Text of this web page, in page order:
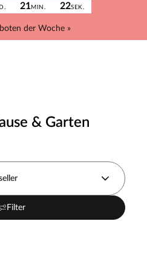
21MIN. 22SEK.
der Woche »
& Garten
Filter